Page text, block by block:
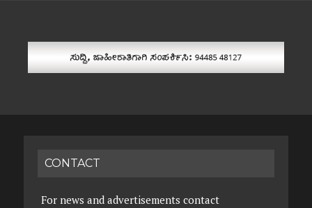
CONTACT
For news and advertisements contact